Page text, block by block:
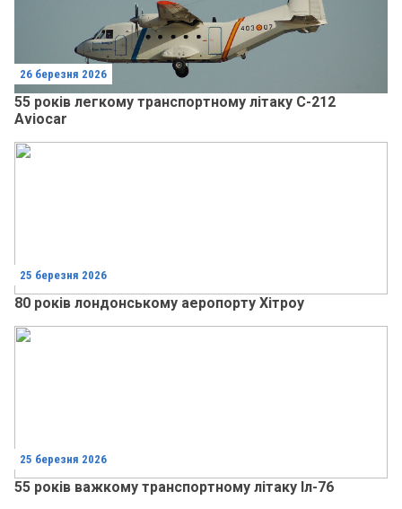
26 березня 2026
55 років легкому транспортному літаку C-212
Aviocar
25 березня 2026
80 років лондонському аеропорту Хітроу
25 березня 2026
55 років важкому транспортному літаку Іл-76